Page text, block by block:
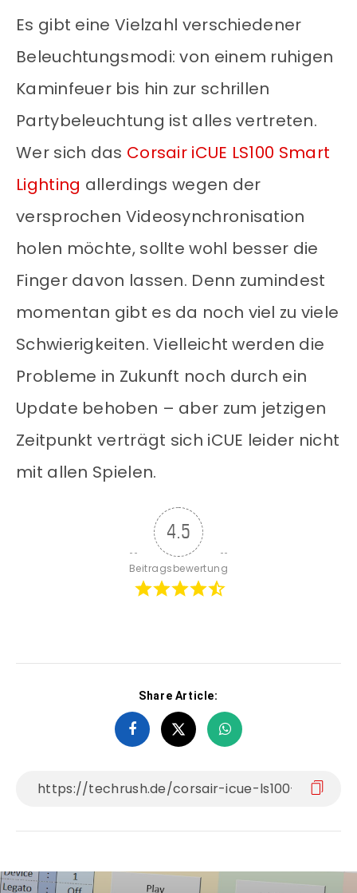
Es gibt eine Vielzahl verschiedener
Beleuchtungsmodi: von einem ruhigen
Kaminfeuer bis hin zur schrillen
Partybeleuchtung ist alles vertreten.
Wer sich das Corsair iCUE LS100 Smart
Lighting allerdings wegen der
versprochen Videosynchronisation
holen möchte, sollte wohl besser die
Finger davon lassen. Denn zumindest
momentan gibt es da noch viel zu viele
Schwierigkeiten. Vielleicht werden die
Probleme in Zukunft noch durch ein
Update behoben – aber zum jetzigen
Zeitpunkt verträgt sich iCUE leider nicht
mit allen Spielen.
4.5
Beitragsbewertung
Share Article: